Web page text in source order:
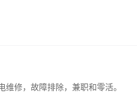
修，故障排除，兼职和零活。